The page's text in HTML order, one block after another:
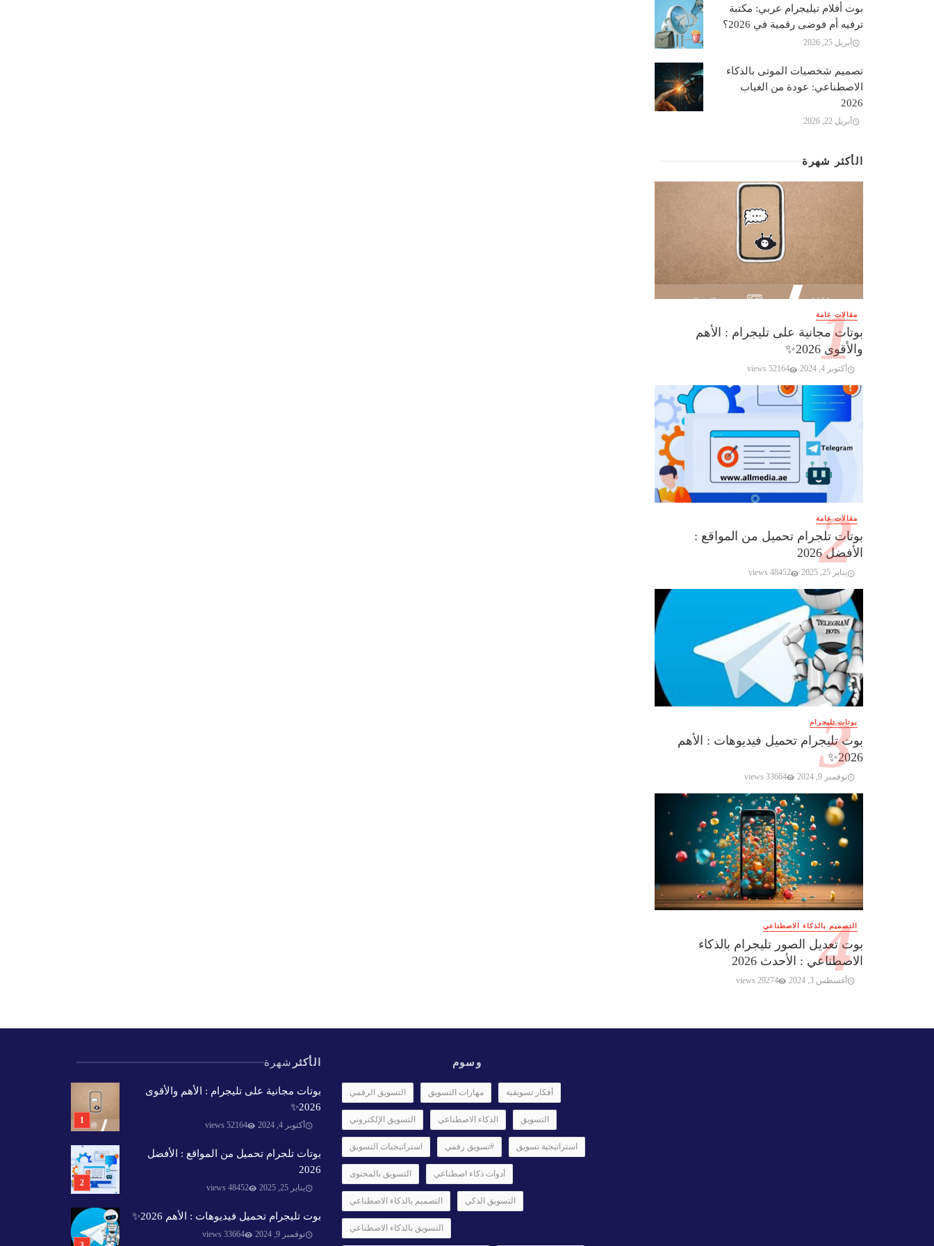
بوت أفلام تيليجرام عربي: مكتبة
ترفيه أم فوضى رقمية في 2026؟
أبريل 25, 2026
تصميم شخصيات الموتى بالذكاء
الاصطناعي: عودة من الغياب
2026
أبريل 22, 2026
الأكثر شهرة
مقالات عامة
بوتات مجانية على تليجرام : الأهم
والأقوى 2026✨️
أكتوبر 4, 2024 52164 views
مقالات عامة
بوتات تلجرام تحميل من المواقع :
الأفضل 2026
يناير 25, 2025 48452 views
بوتات تليجرام
بوت تليجرام تحميل فيديوهات : الأهم
2026✨️
نوفمبر 9, 2024 33664 views
التصميم بالذكاء الاصطناعي
بوت تعديل الصور تليجرام بالذكاء
الاصطناعي : الأحدث 2026
أغسطس 3, 2024 29274 views
الأكثر شهرة
بوتات مجانية على تليجرام : الأهم والأقوى
2026✨️
أكتوبر 4, 2024 52164 views
بوتات تلجرام تحميل من المواقع : الأفضل
2026
يناير 25, 2025 48452 views
بوت تليجرام تحميل فيديوهات : الأهم 2026✨️
نوفمبر 9, 2024 33664 views
وسوم
التسويق الرقمي مهارات التسويق أفكار تسويقية
التسويق الإلكتروني الذكاء الاصطناعي التسويق
استراتيجيات التسويق #تسويق رقمي استراتيجية تسويق
التسويق بالمحتوى أدوات ذكاء اصطناعي
التصميم بالذكاء الاصطناعي التسويق الذكي
التسويق بالذكاء الاصطناعي